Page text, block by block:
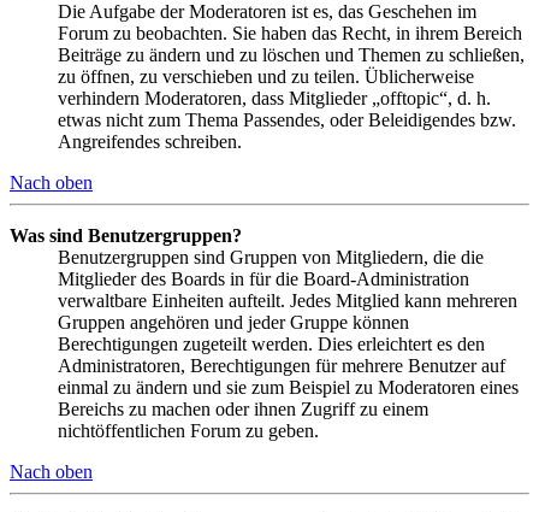
Die Aufgabe der Moderatoren ist es, das Geschehen im
Forum zu beobachten. Sie haben das Recht, in ihrem Bereich
Beiträge zu ändern und zu löschen und Themen zu schließen,
zu öffnen, zu verschieben und zu teilen. Üblicherweise
verhindern Moderatoren, dass Mitglieder „offtopic“, d. h.
etwas nicht zum Thema Passendes, oder Beleidigendes bzw.
Angreifendes schreiben.
Nach oben
Was sind Benutzergruppen?
Benutzergruppen sind Gruppen von Mitgliedern, die die
Mitglieder des Boards in für die Board-Administration
verwaltbare Einheiten aufteilt. Jedes Mitglied kann mehreren
Gruppen angehören und jeder Gruppe können
Berechtigungen zugeteilt werden. Dies erleichtert es den
Administratoren, Berechtigungen für mehrere Benutzer auf
einmal zu ändern und sie zum Beispiel zu Moderatoren eines
Bereichs zu machen oder ihnen Zugriff zu einem
nichtöffentlichen Forum zu geben.
Nach oben